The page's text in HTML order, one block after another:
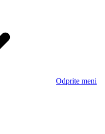
Odprite meni